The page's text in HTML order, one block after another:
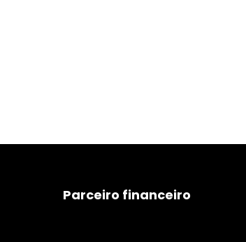
Parceiro financeiro